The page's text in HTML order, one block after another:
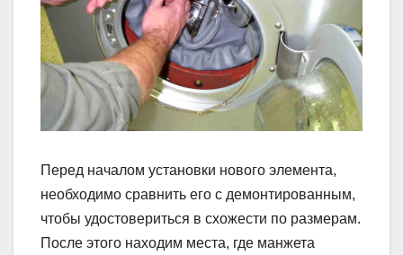
Перед началом установки нового элемента,
необходимо сравнить его с демонтированным,
чтобы удостовериться в схожести по размерам.
После этого находим места, где манжета